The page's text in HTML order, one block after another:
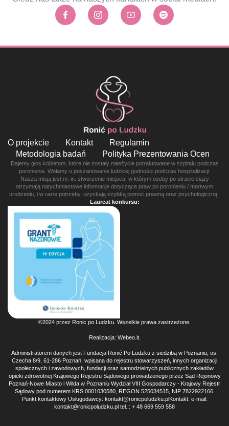
O projekcie Kontakt
Regulamin
Metodologia badań
Polityka Prezentowania Ocen
Dajemy głos kobietom, które nie zostały należycie potraktowane w szpitalu podczas
poronienia. Wołamy o poszanowanie ludzkiej godności podczas hospitalizacji.
Naszą misją jest m. in. stworzenie miejsca, w którym osoby po utracie ciąży
otrzymają natychmiastowe informacje dotyczące praw po poronieniu / martwym
urodzeniu, i w razie potrzeby, uzyskają szybką pomoc prawną oraz psychologiczną.
Laureat konkursu:
©2024 przez Ronic po Ludzku. Wszelkie prawa zastrzeżone.
Realizacja: Webeo.it.
Administratorem danych jest Fundacja Ronić Po Ludzku z siedzibą w Poznaniu, os.
Czecha 8/9, 61-286 Poznań, wpisana do rejestru stowarzyszeń, innych organizacji
społecznych i zawodowych, fundacji oraz samodzielnych publicznych zakładów
opieki zdrowotnej Krajowego Rejestru Sądowego prowadzonego przez Sąd Rejonowy
Poznań-Nowe Miasto i Wilda w Poznaniu Wydział VIII Gospodarczy - Krajowy Rejestr
Sądowy pod numerem KRS 0001030580, REGON 525034515, NIP 7822922166.
Punkt kontaktowy Usługodawcy: kontakt@ronicpoludzku.plKontakt: e-mail:
kontakt@ronicpoludzku.pl tel. : + 48 669 559 558